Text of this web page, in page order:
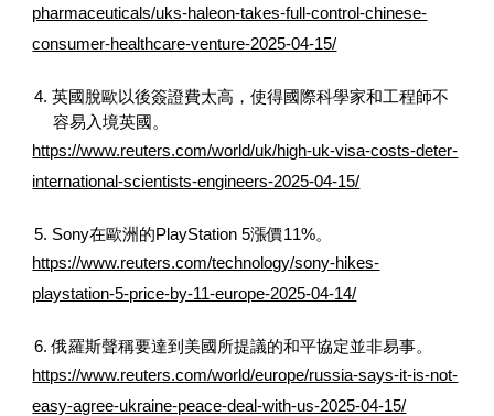
pharmaceuticals/uks-haleon-takes-full-control-chinese-
consumer-healthcare-venture-2025-04-15/
4. 英國脫歐以後簽證費太高，使得國際科學家和工程師不
容易入境英國。
https://www.reuters.com/world/uk/high-uk-visa-costs-deter-
international-scientists-engineers-2025-04-15/
5. Sony在歐洲的PlayStation 5漲價11%。
https://www.reuters.com/technology/sony-hikes-
playstation-5-price-by-11-europe-2025-04-14/
6. 俄羅斯聲稱要達到美國所提議的和平協定並非易事。
https://www.reuters.com/world/europe/russia-says-it-is-not-
easy-agree-ukraine-peace-deal-with-us-2025-04-15/